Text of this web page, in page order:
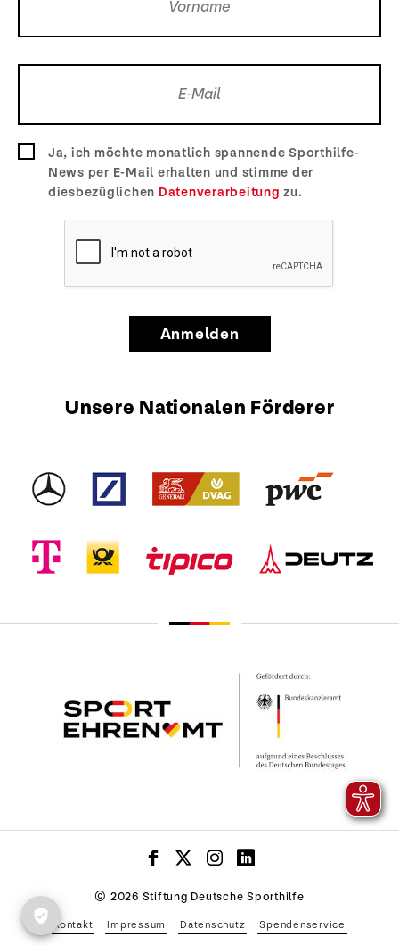
Ja, ich möchte monatlich spannende Sporthilfe-
News per E-Mail erhalten und stimme der
diesbezüglichen Datenverarbeitung zu.
Anmelden
Unsere Nationalen Förderer
© 2026 Stiftung Deutsche Sporthilfe
Kontakt Impressum Datenschutz Spendenservice